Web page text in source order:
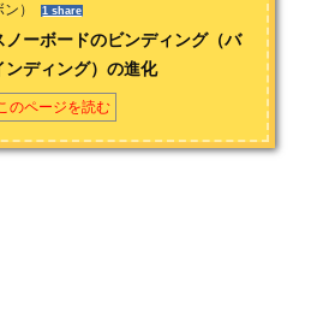
） 1 share
ノーボードのビンディング（バ
ンディング）の進化
のページを読む